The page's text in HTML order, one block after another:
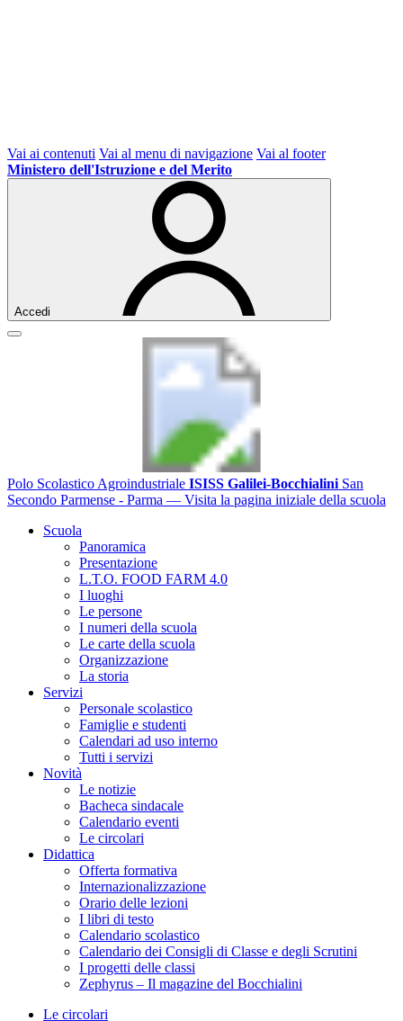
Vai ai contenuti Vai al menu di navigazione Vai al footer
Ministero dell'Istruzione e del Merito
Accedi
Polo Scolastico Agroindustriale ISISS Galilei-Bocchialini San
Secondo Parmense - Parma — Visita la pagina iniziale della scuola
Scuola
Panoramica
Presentazione
L.T.O. FOOD FARM 4.0
I luoghi
Le persone
I numeri della scuola
Le carte della scuola
Organizzazione
La storia
Servizi
Personale scolastico
Famiglie e studenti
Calendari ad uso interno
Tutti i servizi
Novità
Le notizie
Bacheca sindacale
Calendario eventi
Le circolari
Didattica
Offerta formativa
Internazionalizzazione
Orario delle lezioni
I libri di testo
Calendario scolastico
Calendario dei Consigli di Classe e degli Scrutini
I progetti delle classi
Zephyrus – Il magazine del Bocchialini
Le circolari